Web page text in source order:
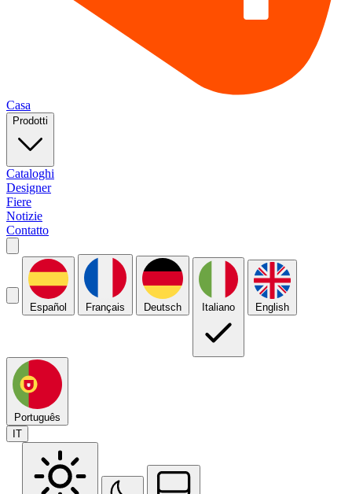
Casa
Prodotti
Cataloghi
Designer
Fiere
Notizie
Contatto
Español Français Deutsch Italiano English
Português
IT